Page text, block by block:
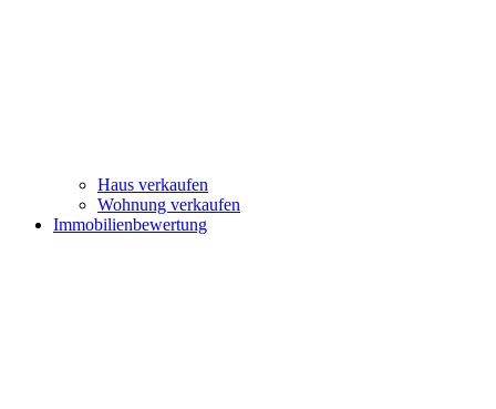
Haus verkaufen
Wohnung verkaufen
Immobilienbewertung